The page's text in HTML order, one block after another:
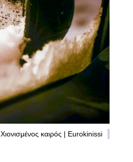
Χιονισμένος καιρός | Eurokinissi